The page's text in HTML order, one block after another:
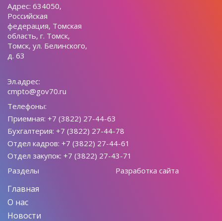
Адрес: 634050,
Российская
федерация, Томская
область, г. Томск,
Томск, ул. Белинского,
д. 63
Эл.адрес:
cmpto@gov70.ru
Телефоны:
Приемная: +7 (3822) 27-44-63
Бухгалтерия: +7 (3822) 27-44-78
Отдел кадров: +7 (3822) 27-44-61
Отдел закупок: +7 (3822) 27-43-71
Разделы
Главная
О нас
Новости
Разработка сайта